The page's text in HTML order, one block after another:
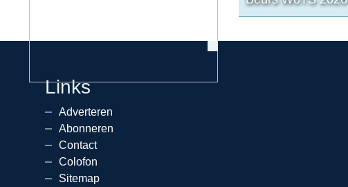
Links
Adverteren
Abonneren
Contact
Colofon
Sitemap